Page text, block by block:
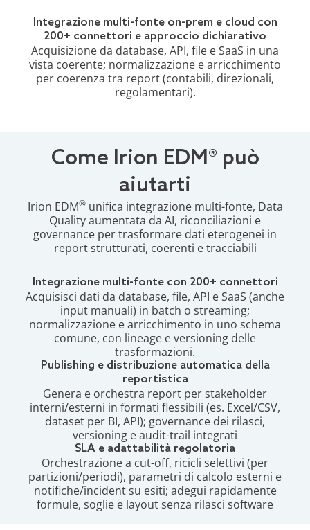
Integrazione multi-fonte on-prem e cloud con
200+ connettori e approccio dichiarativo
Acquisizione da database, API, file e SaaS in una
vista coerente; normalizzazione e arricchimento
per coerenza tra report(contabili, direzionali,
regolamentari).
Come Irion EDM® può
aiutarti
Irion EDM®unifica integrazione multi-fonte, Data
Quality aumentata da AI, riconciliazioni e
governance per trasformare dati eterogenei in
report strutturati, coerenti e tracciabili
Integrazione multi-fonte con 200+ connettori
Acquisisci dati da database, file, API e SaaS (anche
input manuali) in batch o streaming;
normalizzazione e arricchimento in uno schema
comune, con lineage e versioning delle
trasformazioni.
Publishing e distribuzione automatica della
reportistica
Genera e orchestra report per stakeholder
interni/esterni in formati flessibili (es. Excel/CSV,
dataset per BI, API); governance dei rilasci,
versioning e audit-trail integrati
SLA e adattabilità regolatoria
Orchestrazione a cut-off, ricicli selettivi (per
partizioni/periodi), parametri di calcolo esterni e
notifiche/incident su esiti; adegui rapidamente
formule, soglie e layout senza rilasci software